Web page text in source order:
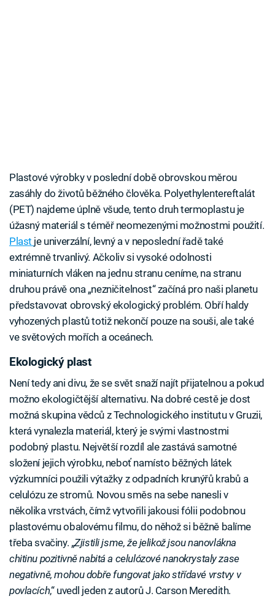
Plastové výrobky v poslední době obrovskou měrou
zasáhly do životů běžného člověka. Polyethylentereftalát
(PET) najdeme úplně všude, tento druh termoplastu je
úžasný materiál s téměř neomezenými možnostmi použití.
Plast je univerzální, levný a v neposlední řadě také
extrémně trvanlivý. Ačkoliv si vysoké odolnosti
miniaturních vláken na jednu stranu ceníme, na stranu
druhou právě ona „nezničitelnost“ začíná pro naši planetu
představovat obrovský ekologický problém. Obří haldy
vyhozených plastů totiž nekončí pouze na souši, ale také
ve světových mořích a oceánech.
Ekologický plast
Není tedy ani divu, že se svět snaží najít přijatelnou a pokud
možno ekologičtější alternativu. Na dobré cestě je dost
možná skupina vědců z Technologického institutu v Gruzii,
která vynalezla materiál, který je svými vlastnostmi
podobný plastu. Největší rozdíl ale zastává samotné
složení jejich výrobku, neboť namísto běžných látek
výzkumníci použili výtažky z odpadních krunýřů krabů a
celulózu ze stromů. Novou směs na sebe nanesli v
několika vrstvách, čímž vytvořili jakousi fólii podobnou
plastovému obalovému filmu, do něhož si běžně balíme
třeba svačiny. „Zjistili jsme, že jelikož jsou nanovlákna
chitinu pozitivně nabitá a celulózové nanokrystaly zase
negativně, mohou dobře fungovat jako střídavé vrstvy v
povlacích,“ uvedl jeden z autorů J. Carson Meredith.